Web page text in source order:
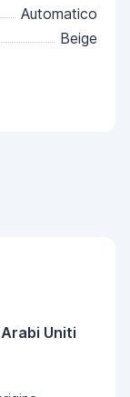
Automatico
Beige
Uniti